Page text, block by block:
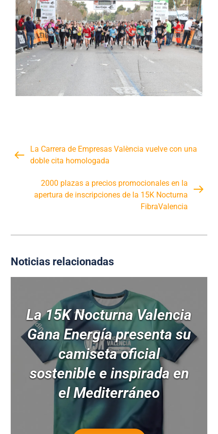
La Carrera de Empresas València vuelve con una
doble cita homologada
2000 plazas a precios promocionales en la
apertura de inscripciones de la 15K Nocturna
FibraValencia
Noticias relacionadas
La 15K Nocturna Valencia
Gana Energía presenta su
camiseta oficial
sostenible e inspirada en
el Mediterráneo